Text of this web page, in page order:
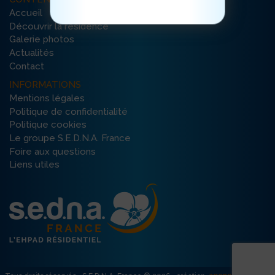
Accueil
Découvrir la résidence
Galerie photos
Actualités
Contact
INFORMATIONS
Mentions légales
Politique de confidentialité
Politique cookies
Le groupe S.E.D.N.A. France
Foire aux questions
Liens utiles